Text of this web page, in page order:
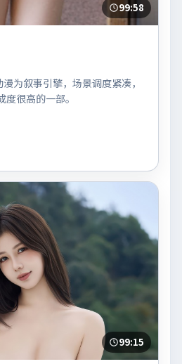
99:58
为叙事引擎，场景调度紧凑，
很高的一部。
99:15